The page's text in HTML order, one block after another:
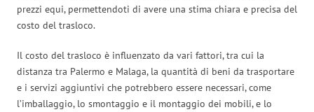
prezzi equi, permettendoti di avere una stima chiara e precisa del
costo del trasloco.
Il costo del trasloco è influenzato da vari fattori, tra cui la
distanza tra Palermo e Malaga, la quantità di beni da trasportare
e i servizi aggiuntivi che potrebbero essere necessari, come
l’imballaggio, lo smontaggio e il montaggio dei mobili, e lo